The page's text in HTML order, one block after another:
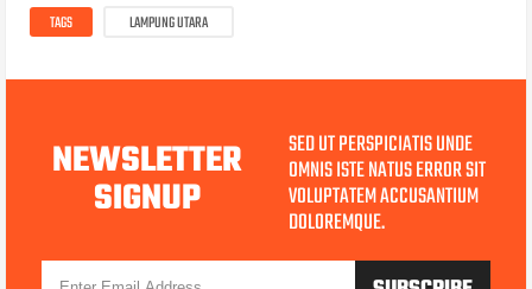
TAGS LAMPUNG UTARA
NEWSLETTER
SIGNUP
SED UT PERSPICIATIS UNDE
OMNIS ISTE NATUS ERROR SIT
VOLUPTATEM ACCUSANTIUM
DOLOREMQUE.